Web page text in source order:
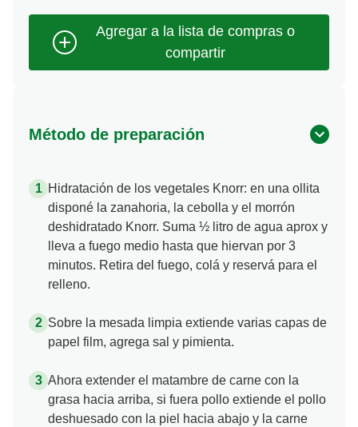
Método de preparación
Hidratación de los vegetales Knorr: en una ollita
disponé la zanahoria, la cebolla y el morrón
deshidratado Knorr. Suma ½ litro de agua aprox y
lleva a fuego medio hasta que hiervan por 3
minutos. Retira del fuego, colá y reservá para el
relleno.
Sobre la mesada limpia extiende varias capas de
papel film, agrega sal y pimienta.
Ahora extender el matambre de carne con la
grasa hacia arriba, si fuera pollo extiende el pollo
deshuesado con la piel hacia abajo y la carne